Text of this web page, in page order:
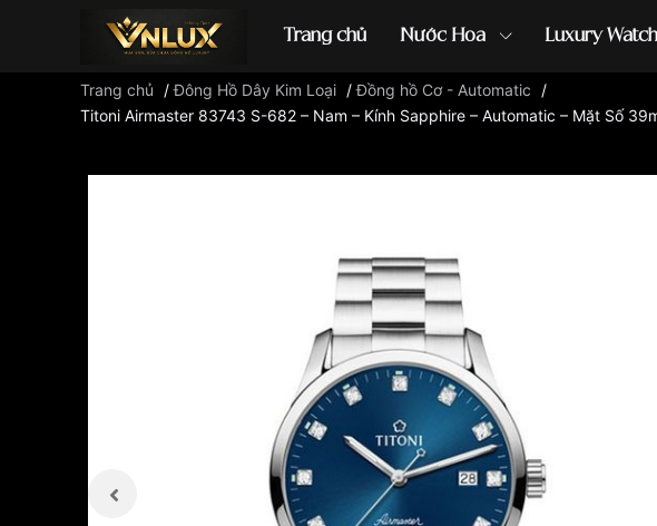
Trang chủ Nước Hoa Luxury Watch
Trang chủ /Đông Hồ Dây Kim Loại /Đồng hồ Cơ - Automatic
/
Titoni Airmaster 83743 S-682 – Nam – Kính Sapphire – Automatic – Mặt Số